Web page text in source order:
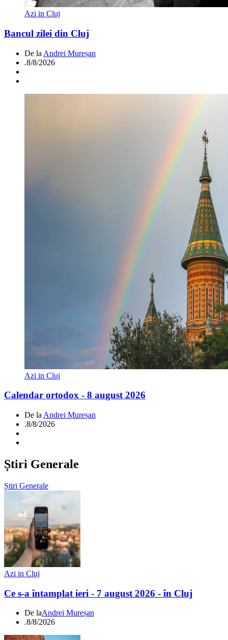
Azi in Cluj
Bancul zilei din Cluj
De la Andrei Mureșan
.8/8/2026
Azi in Cluj
Calendar ortodox - 8 august 2026
De la Andrei Mureșan
.8/8/2026
Știri Generale
Știri Generale
Azi in Cluj
Ce s-a întamplat ieri - 7 august 2026 - în Cluj
De laAndrei Mureșan
.8/8/2026